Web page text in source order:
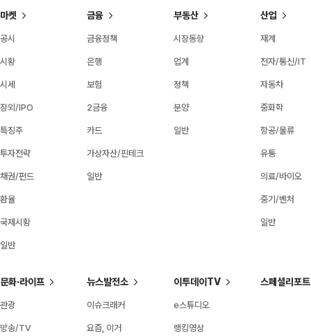
마켓
공시
시황
시세
장외/IPO
특징주
투자전략
채권/펀드
환율
국제시황
일반
금융
금융정책
은행
보험
2금융
카드
가상자산/핀테크
일반
부동산
시장동향
업계
정책
분양
일반
산업
재계
전자/통신/IT
자동차
중화학
항공/물류
유통
의료/바이오
중기/벤처
일반
문화·라이프
관광
방송/TV
뉴스발전소
이슈크래커
요즘, 이거
이투데이TV
e스튜디오
랭킹영상
스페셜리포트